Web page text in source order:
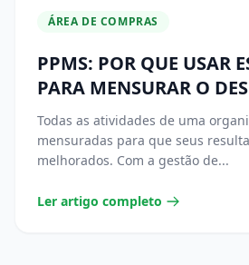
ÁREA DE COMPRAS
PPMS: POR QUE USAR
PARA MENSURAR O
DA ÁREA DE COMPRAS
Todas as atividades de uma
mensuradas para que seus
melhorados. Com a gestão de...
Ler artigo completo